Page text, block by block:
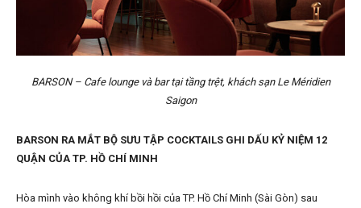
BARSON – Cafe lounge và bar tại tầng trệt, khách sạn Le Méridien
Saigon
BARSON RA MẮT BỘ SƯU TẬP COCKTAILS GHI DẤU KỶ NIỆM 12
QUẬN CỦA TP. HỒ CHÍ MINH
Hòa mình vào không khí bồi hồi của TP. Hồ Chí Minh (Sài Gòn) sau